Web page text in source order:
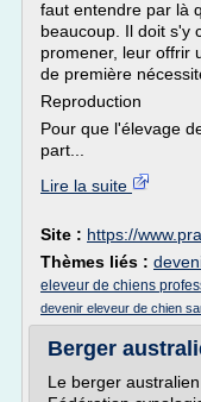
faut entendre par là
beaucoup. Il doit s'y
promener, leur offrir
de première
Reproduction
Pour que l'élevage
part...
Lire la suite
Site : https://
Thèmes liés :
eleveur de chiens
devenir eleveur de chien
Berger
Le berger